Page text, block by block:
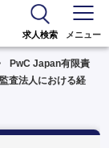
求人検索 メニュー
PwC Japan有限責
査法人における経